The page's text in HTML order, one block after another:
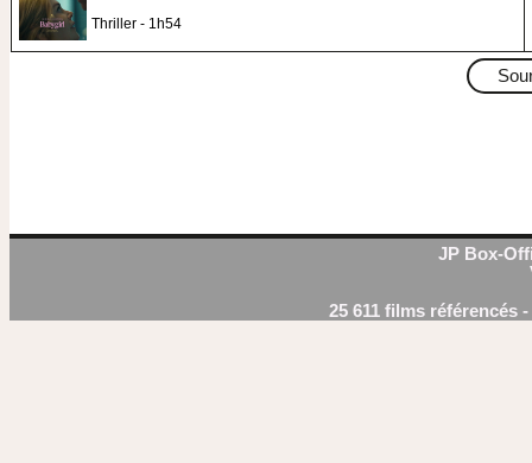
Thriller - 1h54
JP Box-
25 611 films référencés